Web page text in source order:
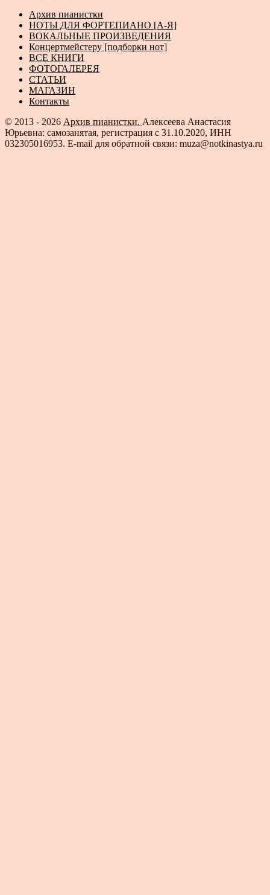
Архив пианистки
НОТЫ ДЛЯ ФОРТЕПИАНО [А-Я]
ВОКАЛЬНЫЕ ПРОИЗВЕДЕНИЯ
Концертмейстеру [подборки нот]
ВСЕ КНИГИ
ФОТОГАЛЕРЕЯ
СТАТЬИ
МАГАЗИН
Контакты
© 2013 - 2026 Архив пианистки. Алексеева Анастасия
Юрьевна: самозанятая, регистрация с 31.10.2020, ИНН
032305016953. E-mail для обратной связи: muza@notkinastya.ru